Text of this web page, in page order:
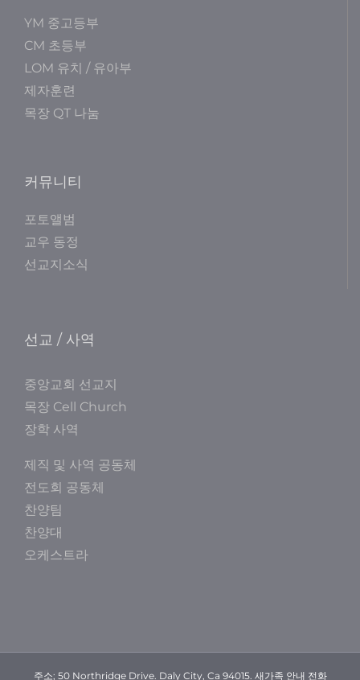
YM 중고등부
CM 초등부
LOM 유치 / 유아부
제자훈련
목장 QT 나눔
커뮤니티
포토앨범
교우 동정
선교지소식
선교 / 사역
중앙교회 선교지
목장 Cell Church
장학 사역
제직 및 사역 공동체
전도회 공동체
찬양팀
찬양대
오케스트라
주소; 50 Northridge Drive. Daly City, Ca 94015. 새가족 안내 전화